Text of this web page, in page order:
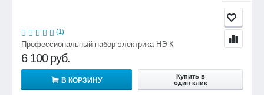
(1)
Профессиональный набор электрика НЭ-К
6 100 руб.
В КОРЗИНУ
Купить в
один клик